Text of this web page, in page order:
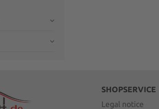
SHOPSERVICE
Legal notice